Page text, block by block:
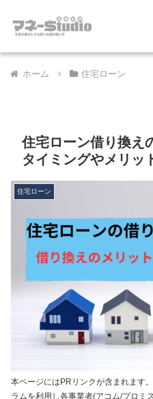
ホーム 住宅ローン
住宅ローン借り換え
タイミングやメリッ
本ページにはPRリンクが含まれます
ラムを利用し各事業者(アコム/プロミ
住宅ローン